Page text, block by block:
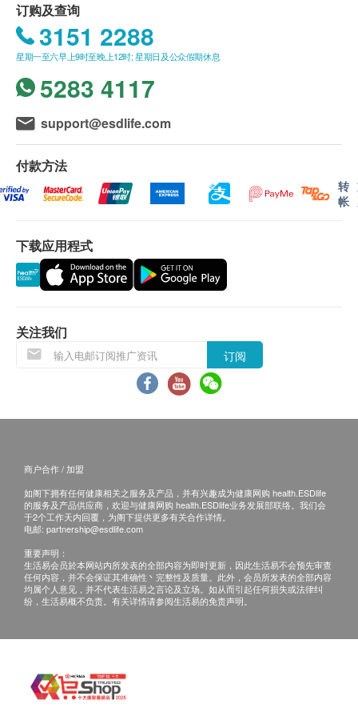
进行身体检查後，一般情况下，可於2-3星期内发
出验身报告。如须讲解报告，请先致电中心预约，
客户可选择以下方式领取报告：
(1) 亲身领取：客户亲身往毅力综合医护体检中心
领取报告，并由本中心医生或註册护士亲自讲解报
告；
(2) 电话讲解报告：客户需於讲解报告前到本中心
领取验身报告，并预约本中心医生或註册护士透过
电话户讲解报告。如需他人代领取验身报告，代领
者需带同授权书及该客户之身分證副本到本中心领
如有争议，毅力医护健康集团保留最後决定权。
所有身体检查并非作为医务诊断或治疗用途。
所有健康检查/服务并非作为医务诊断或治疗用
途。当阁下身体健康出现任何疾病征兆时，应立即
咨询有认可资格的医生，作出诊断及治疗。
本服务/产品由商户提供。生活易【健康网购
网购health.ESDlife概不负责。一切有关的索偿或
查询，须向提供服务之体检中心或商户提出。
订购及查询
3151 2288
星期一至六早上9时至晚上12时; 星期日及公众假期休息
5283 4117
support@esdlife.com
付款方法
转
帐
下载应用程式
关注我们
订阅
商户合作 / 加盟
如阁下拥有任何健康相关之服务及产品，并有兴趣成为健康网购 health.ESDlife
的服务及产品供应商，欢迎与健康网购 health.ESDlife业务发展部联络。我们会
于2个工作天内回覆，为阁下提供更多有关合作详情。
电邮: partnership@esdlife.com
重要声明：
生活易会员於本网站内所发表的全部内容为即时更新，因此生活易不会预先审查
任何内容，并不会保证其准确性丶完整性及质量。此外，会员所发表的全部内容
均属个人意见，并不代表生活易之言论及立场。如从而引起任何损失或法律纠
纷，生活易概不负责。有关详情请参阅生活易的免责声明。